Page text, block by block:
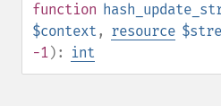
function
$context , resource
-1): int